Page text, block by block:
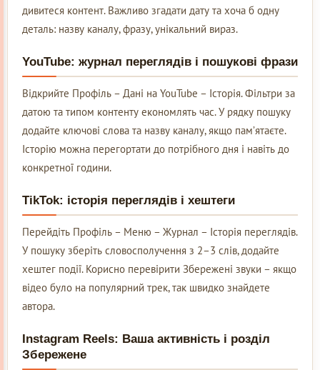
дивитеся контент. Важливо згадати дату та хоча б одну
деталь: назву каналу, фразу, унікальний вираз.
YouTube: журнал переглядів і пошукові фрази
Відкрийте Профіль – Дані на YouTube – Історія. Фільтри за
датою та типом контенту економлять час. У рядку пошуку
додайте ключові слова та назву каналу, якщо пам’ятаєте.
Історію можна перегортати до потрібного дня і навіть до
конкретної години.
TikTok: історія переглядів і хештеги
Перейдіть Профіль – Меню – Журнал – Історія переглядів.
У пошуку зберіть словосполучення з 2–3 слів, додайте
хештег події. Корисно перевірити Збережені звуки – якщо
відео було на популярний трек, так швидко знайдете
автора.
Instagram Reels: Ваша активність і розділ
Збережене